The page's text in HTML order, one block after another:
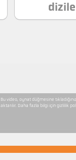
Bu video, oynat düğmesine
aktarılır. Daha fazla bilgi için gizlilik